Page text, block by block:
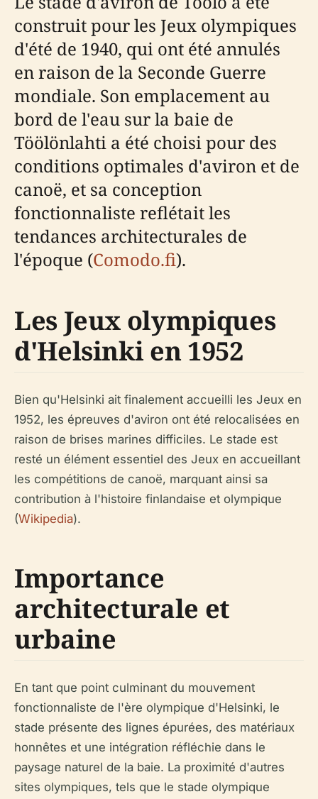
construit pour les Jeux olympiques
d'été de 1940, qui ont été annulés
en raison de la Seconde Guerre
mondiale. Son emplacement au
bord de l'eau sur la baie de
Töölönlahti a été choisi pour des
conditions optimales d'aviron et de
canoë, et sa conception
fonctionnaliste reflétait les
tendances architecturales de
l'époque (Comodo.fi).
Les Jeux olympiques
d'Helsinki en 1952
Bien qu'Helsinki ait finalement accueilli les Jeux en
1952, les épreuves d'aviron ont été relocalisées en
raison de brises marines difficiles. Le stade est
resté un élément essentiel des Jeux en accueillant
les compétitions de canoë, marquant ainsi sa
contribution à l'histoire finlandaise et olympique
(Wikipedia).
Importance
architecturale et
urbaine
En tant que point culminant du mouvement
fonctionnaliste de l'ère olympique d'Helsinki, le
stade présente des lignes épurées, des matériaux
honnêtes et une intégration réfléchie dans le
paysage naturel de la baie. La proximité d'autres
sites olympiques, tels que le stade olympique